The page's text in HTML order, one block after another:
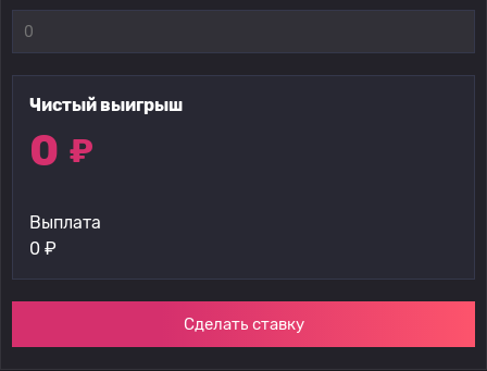
Чистый выигрыш
0 ₽
Выплата
0 ₽
Сделать ставку